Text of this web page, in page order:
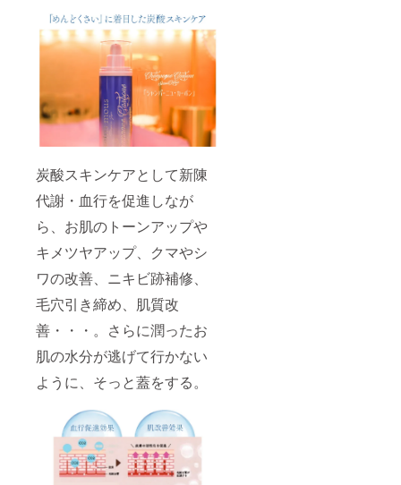
炭酸スキンケアとして新陳
代謝・血行を促進しなが
ら、お肌のトーンアップや
キメツヤアップ、クマやシ
ワの改善、ニキビ跡補修、
毛穴引き締め、肌質改
善・・・。さらに潤ったお
肌の水分が逃げて行かない
ように、そっと蓋をする。